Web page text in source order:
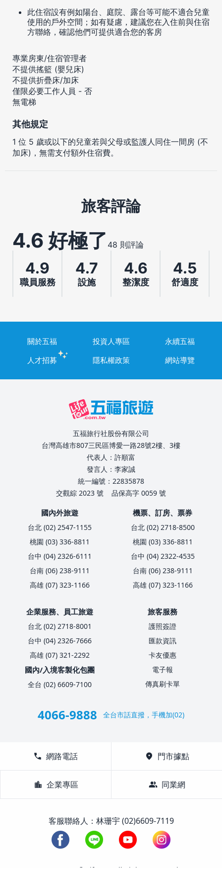
此住宿設有例如陽台、庭院、露台等可能不適合兒童
使用的戶外空間；如有疑慮，建議您在入住前與住宿
方聯絡，確認他們可提供適合您的客房
專業房東/住宿管理者
不提供搖籃 (嬰兒床)
不提供折疊床/加床
僅限必要工作人員 - 否
無電梯
其他規定
1 位 5 歲或以下的兒童若與父母或監護人同住一間房 (不
加床)，無需支付額外住宿費。
旅客評論
4.6 好極了 48 則評論
4.9
職員服務
4.7
設施
4.6
整潔度
4.5
舒適度
關於五福 投資人專區
永續五福
人才招募
隱私權政策 網站導覽
五福旅行社股份有限公司
台灣高雄市807三民區博愛一路28號2樓、3樓
代表人：許順富
發言人：李家誠
統一編號：22835878
交觀綜 2023 號
品保高字 0059 號
國內外旅遊
台北 (02) 2547-1155
桃園 (03) 336-8811
台中 (04) 2326-6111
台南 (06) 238-9111
高雄 (07) 323-1166
機票、訂房、票券
台北 (02) 2718-8500
桃園 (03) 336-8811
台中 (04) 2322-4535
台南 (06) 238-9111
高雄 (07) 323-1166
企業服務、員工旅遊
台北 (02) 2718-8001
台中 (04) 2326-7666
高雄 (07) 321-2292
國內/入境客製化包團
全台 (02) 6609-7100
旅客服務
護照簽證
匯款資訊
卡友優惠
電子報
傳真刷卡單
4066-9888 全台市話直撥，手機加(02)
call 網路電話 location_on 門市據點
location_city 企業專區 group 同業網
客服聯絡人：林珊宇 (02)6609-7119
1988-2026 © Lifetour All Rights Reserved.